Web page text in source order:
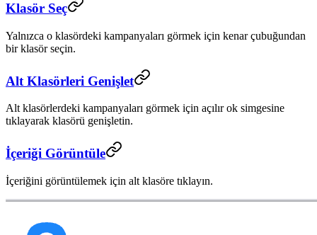
Klasör Seç
Yalnızca o klasördeki kampanyaları görmek için kenar çubuğundan
bir klasör seçin.
Alt Klasörleri Genişlet
Alt klasörlerdeki kampanyaları görmek için açılır ok simgesine
tıklayarak klasörü genişletin.
İçeriği Görüntüle
İçeriğini görüntülemek için alt klasöre tıklayın.